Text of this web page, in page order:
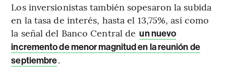
Los inversionistas también sopesaron la subida
en la tasa de interés, hasta el 13,75%, así como
la señal del Banco Central de un nuevo
incremento de menor magnitud en la reunión de
septiembre.